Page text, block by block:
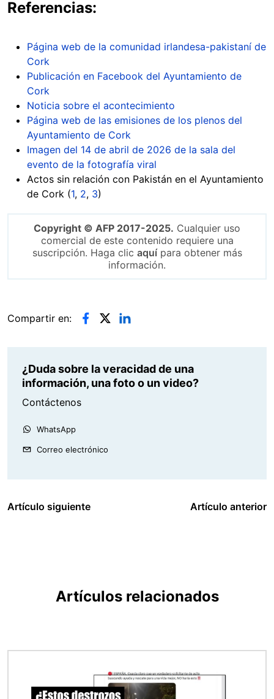
Referencias:
Página web de la comunidad irlandesa-pakistaní de
Cork
Publicación en Facebook del Ayuntamiento de
Cork
Noticia sobre el acontecimiento
Página web de las emisiones de los plenos del
Ayuntamiento de Cork
Imagen del 14 de abril de 2026 de la sala del
evento de la fotografía viral
Actos sin relación con Pakistán en el Ayuntamiento
de Cork (1, 2, 3)
Copyright © AFP 2017-2025. Cualquier uso
comercial de este contenido requiere una
suscripción. Haga clic aquípara obtener más
información.
Compartir en:
¿Duda sobre la veracidad de una
información, una foto o un video?
Contáctenos
WhatsApp
Correo electrónico
Artículo siguiente Artículo anterior
Artículos relacionados